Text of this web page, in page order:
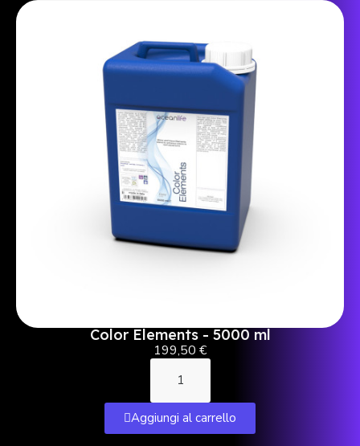
Color Elements - 5000 ml
199,50 €
Aggiungi al carrello